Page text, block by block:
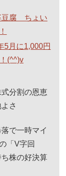
豆腐 ちょい
5月に1,000円
(^^)v
式分割の恩恵
さ
で一時マイ
「V字回
株の好決算